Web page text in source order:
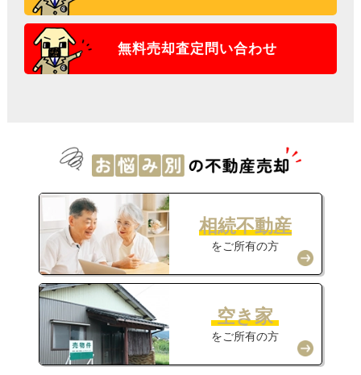
無料売却査定問い合わせ
相続不動産
をご所有の方
空き家
をご所有の方